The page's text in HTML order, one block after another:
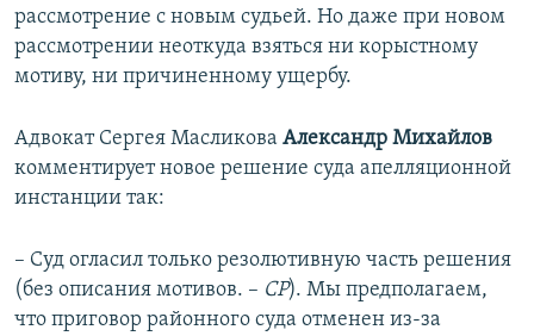
рассмотрение с новым судьей. Но даже при новом
рассмотрении неоткуда взяться ни корыстному
мотиву, ни причиненному ущербу.
Адвокат Сергея Масликова Александр Михайлов
комментирует новое решение суда апелляционной
инстанции так:
– Суд огласил только резолютивную часть решения
(без описания мотивов. – СР). Мы предполагаем,
что приговор районного суда отменен из-за